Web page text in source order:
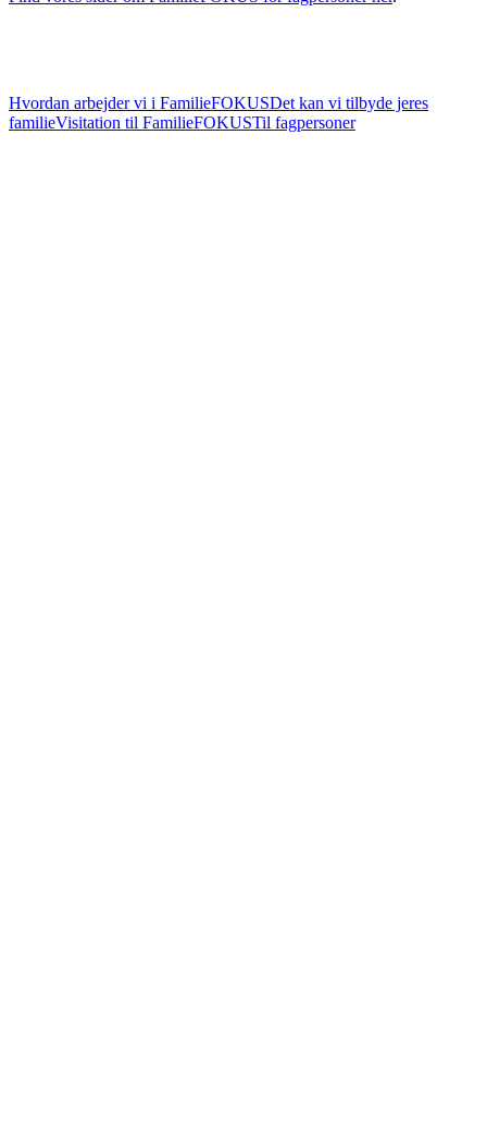
Hvordan arbejder vi i FamilieFOKUSDet kan vi tilbyde jeres
familieVisitation til FamilieFOKUSTil fagpersoner